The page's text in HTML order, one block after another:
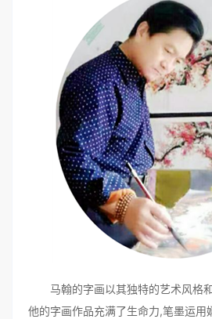
马翰的字画以其独特的艺术风格
他的字画作品充满了生命力,笔墨运用